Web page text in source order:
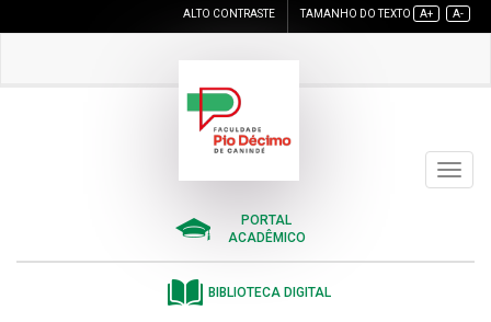
ALTO CONTRASTE TAMANHO DO TEXTO A+ A-
Toggle
PORTAL
ACADÊMICO
BIBLIOTECA DIGITAL